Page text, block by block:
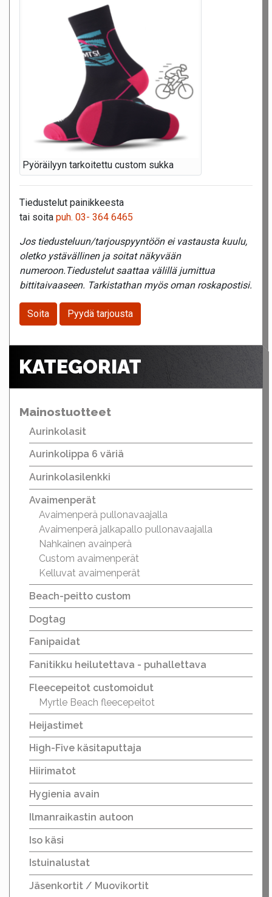
Pyöräilyyn tarkoitettu custom sukka
Tiedustelut painikkeesta
tai soita puh. 03- 364 6465
Jos tiedusteluun/tarjouspyyntöön ei vastausta kuulu,
oletko ystävällinen ja soitat näkyvään
numeroon.Tiedustelut saattaa välillä jumittua
bittitaivaaseen. Tarkistathan myös oman roskapostisi.
Soita Pyydä tarjousta
KATEGORIAT
Mainostuotteet
Aurinkolasit
Aurinkolippa 6 väriä
Aurinkolasilenkki
Avaimenperät
Avaimenperä pullonavaajalla
Avaimenperä jalkapallo pullonavaajalla
Nahkainen avainperä
Custom avaimenperät
Kelluvat avaimenperät
Beach-peitto custom
Dogtag
Fanipaidat
Fanitikku heilutettava - puhallettava
Fleecepeitot customoidut
Myrtle Beach fleecepeitot
Heijastimet
High-Five käsitaputtaja
Hiirimatot
Hygienia avain
Ilmanraikastin autoon
Iso käsi
Istuinalustat
Jäsenkortit / Muovikortit